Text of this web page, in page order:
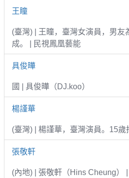
王瞳
(臺灣) | 王瞳，臺灣女演員，男友
成。 | 民視鳳凰藝能
具俊曄
國 | 具俊曄（DJ.koo）
楊謹華
(臺灣) | 楊謹華，臺灣演員。15歲
張敬軒
(內地) | 張敬軒（Hins Cheung）